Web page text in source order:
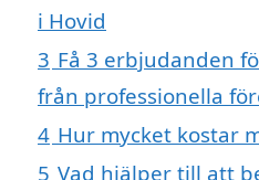
i Hovid
3 Få 3 erbjudanden
från professionella
4 Hur mycket kostar
5 Vad hjälper till att